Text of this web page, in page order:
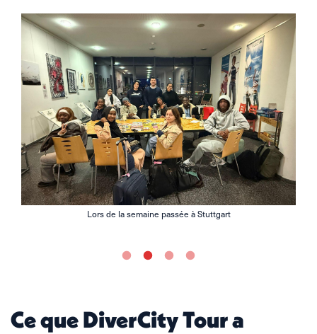
Lors de la semaine passée à Stuttgart
Ce que DiverCity Tour a